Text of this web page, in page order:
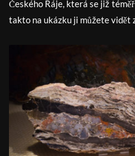
Českého Ráje, která se již
takto na ukázku ji můžete vidět